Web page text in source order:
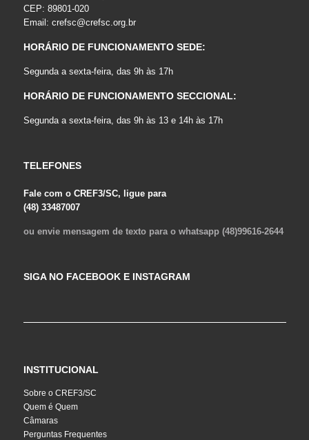
CEP: 89801-020
Email: crefsc@crefsc.org.br
HORÁRIO DE FUNCIONAMENTO SEDE:
Segunda a sexta-feira, das 9h às 17h
HORÁRIO DE FUNCIONAMENTO SECCIONAL:
Segunda a sexta-feira, das 9h às 13 e 14h às 17h
TELEFONES
Fale com o CREF3/SC, ligue para
(48) 33487007
ou envie mensagem de texto para o whatsapp (48)99616-2644
SIGA NO FACEBOOK E INSTAGRAM
INSTITUCIONAL
Sobre o CREF3/SC
Quem é Quem
Câmaras
Perguntas Frequentes